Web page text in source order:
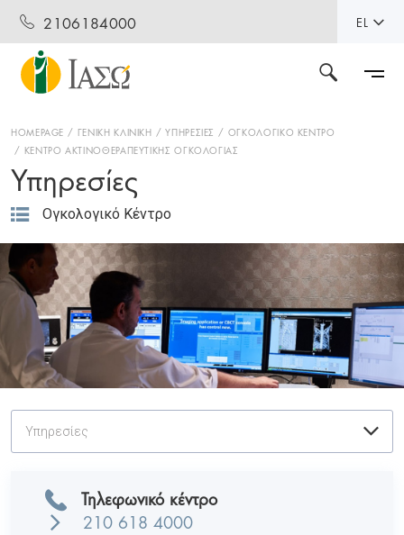
2106184000 EL
HOMEPAGE ΓΕΝΙΚΗ ΚΛΙΝΙΚΗ ΥΠΗΡΕΣΙΕΣ
ΟΓΚΟΛΟΓΙΚΟ ΚΕΝΤΡΟ
ΚΕΝΤΡΟ ΑΚΤΙΝΟΘΕΡΑΠΕΥΤΙΚΗΣ ΟΓΚΟΛΟΓΙΑΣ
Υπηρεσίες
Ογκολογικό Κέντρο
Υπηρεσίες
Τηλεφωνικό κέντρο
210 618 4000